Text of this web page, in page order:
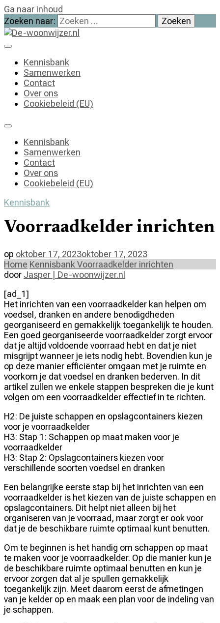
Ga naar inhoud
Zoeken naar:
Kennisbank
Samenwerken
Contact
Over ons
Cookiebeleid (EU)
Kennisbank
Samenwerken
Contact
Over ons
Cookiebeleid (EU)
Kennisbank
Voorraadkelder inrichten
op oktober 17, 2023oktober 17, 2023
Home KennisbankVoorraadkelder inrichten
door Jasper | De-woonwijzer.nl
[ad_1]
Het inrichten van een voorraadkelder kan helpen om
voedsel, dranken en andere benodigdheden
georganiseerd en gemakkelijk toegankelijk te houden.
Een goed georganiseerde voorraadkelder zorgt ervoor
dat je altijd voldoende voorraad hebt en dat je niet
misgrijpt wanneer je iets nodig hebt. Bovendien kun je
op deze manier efficiënter omgaan met je ruimte en
voorkom je dat voedsel en dranken bederven. In dit
artikel zullen we enkele stappen bespreken die je kunt
volgen om een voorraadkelder effectief in te richten.
H2: De juiste schappen en opslagcontainers kiezen
voor je voorraadkelder
H3: Stap 1: Schappen op maat maken voor je
voorraadkelder
H3: Stap 2: Opslagcontainers kiezen voor
verschillende soorten voedsel en dranken
Een belangrijke eerste stap bij het inrichten van een
voorraadkelder is het kiezen van de juiste schappen en
opslagcontainers. Dit helpt niet alleen bij het
organiseren van je voorraad, maar zorgt er ook voor
dat je de beschikbare ruimte optimaal kunt benutten.
Om te beginnen is het handig om schappen op maat
te maken voor je voorraadkelder. Op die manier kun je
de beschikbare ruimte optimaal benutten en kun je
ervoor zorgen dat al je spullen gemakkelijk
toegankelijk zijn. Meet daarom eerst de afmetingen
van je kelder op en maak een plan voor de indeling van
je schappen.